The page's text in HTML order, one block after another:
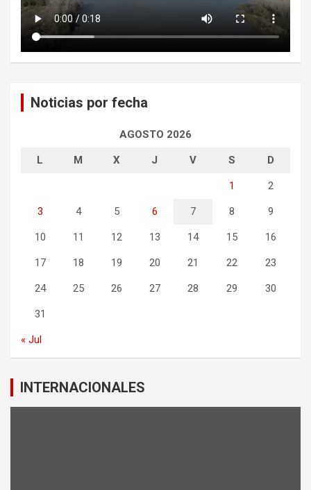
Noticias por fecha
AGOSTO 2026
L M X J V S D
1 2
3 4 5 6 7 8 9
10 11 12 13 14 15 16
17 18 19 20 21 22 23
24 25 26 27 28 29 30
31
« Jul
INTERNACIONALES